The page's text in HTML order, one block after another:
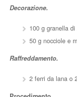
Decorazione.
100 g granella di
50 g nocciole e
Raffreddamento.
2 ferri da lana o